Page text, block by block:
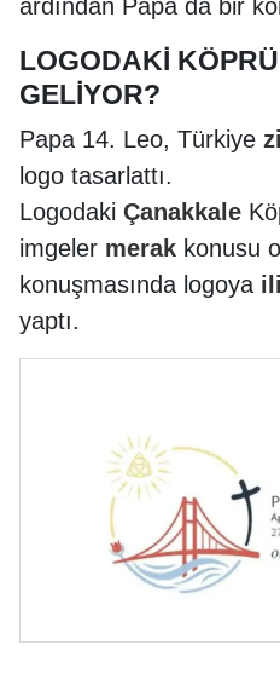
ardından Papa da bir
LOGODAKİ
GELİYOR?
Papa 14. Leo, Türkiye
logo tasarlattı.
Logodaki Çanakkale
imgeler merak konusu
konuşmasında logoya
yaptı.